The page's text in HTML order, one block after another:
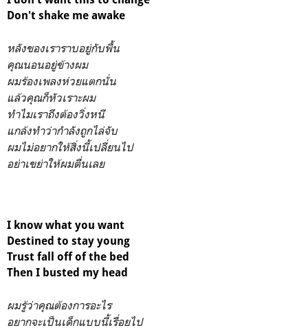
Don't shake me awake
หลังของเราราบอยู่กับพื้น
คุณนอนอยู่ข้างผม
ผมร้องเพลงห่วยแตกนั่น
แล้วคุณก็หัวเราะผม
ทำไมเราถึงต้องวิ่งหนี
แกล้งทำว่ากำลังถูกไล่จับ
ผมไม่อยากให้สิ่งนี้เปลี่ยนไป
อย่าเขย่าให้ผมตื่นเลย
I know what you want
Destined to stay young
Trust fall off of the bed
Then I busted my head
ผมรู้ว่าคุณต้องการอะไร
อยากจะเป็นเด็กแบบนี้เรื่อยไป